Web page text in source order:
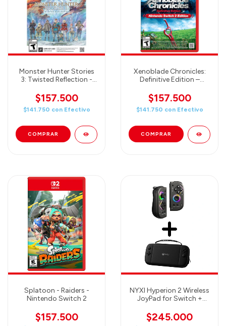
Monster Hunter Stories
3: Twisted Reflection -
$157.500
$141.750 con Efectivo
Xenoblade Chronicles:
Definitive Edition –
Edition
$157.500
$141.750 con Efectivo
Splatoon - Raiders -
Nintendo Switch 2
$157.500
NYXI Hyperion 2 Wireless
JoyPad for Switch +
(CONTROLES +
ESTUCHE)
$245.000